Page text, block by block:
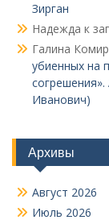
Зирган
Надежда к
Галина
убиенных на
Иванович)
Архивы
Август 2026
Июль 2026